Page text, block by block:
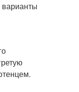
варианты